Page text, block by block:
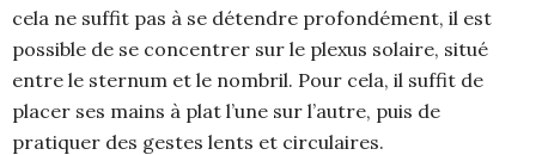
cela ne suffit pas à se détendre profondément, il est
possible de se concentrer sur le plexus solaire, situé
entre le sternum et le nombril. Pour cela, il suffit de
placer ses mains à plat l’une sur l’autre, puis de
pratiquer des gestes lents et circulaires.